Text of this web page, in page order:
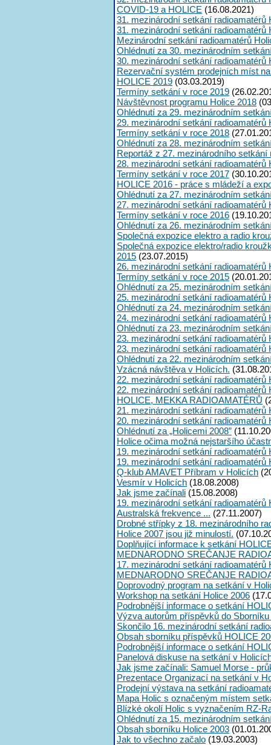
COVID-19 a HOLICE (16.08.2021)
31. mezinárodní setkání radioamatérů
31. mezinárodní setkání radioamatérů
Mezinárodní setkání radioamatérů
Ohlédnutí za 30. mezinárodním
30. mezinárodní setkání radioamatérů
Rezervační systém prodejních míst
HOLICE 2019 (03.03.2019)
Termíny setkání v roce 2019
Návštěvnost programu Holice 2018
Ohlédnutí za 29. mezinárodním
29. mezinárodní setkání radioamatérů
Termíny setkání v roce 2018
Ohlédnutí za 28. mezinárodním
Reportáž z 27. mezinárodního setkání
28. mezinárodní setkání radioamatérů
Termíny setkání v roce 2017
HOLICE 2016 - práce s mládeží a
Ohlédnutí za 27. mezinárodním
27. mezinárodní setkání radioamatérů
Termíny setkání v roce 2016
Ohlédnutí za 26. mezinárodním
Společná expozice elektro a radio
Společná expozice elektro/radio
2015 (23.07.2015)
26. mezinárodní setkání radioamatérů
Termíny setkání v roce 2015
Ohlédnutí za 25. mezinárodním
25. mezinárodní setkání radioamatérů
Ohlédnutí za 24. mezinárodním
24. mezinárodní setkání radioamatérů
Ohlédnutí za 23. mezinárodním
23. mezinárodní setkání
23. mezinárodní setkání radioamatérů
Ohlédnutí za 22. mezinárodním
Vzácná návštěva v Holicích.
22. mezinárodní setkání
22. mezinárodní setkání radioamatérů
HOLICE, MEKKA RADIOAMATÉRŮ
21. mezinárodní setkání radioamatérů
20. mezinárodní setkání radioamatérů
Ohlédnutí za „Holicemi 2008”
Holice očima možná nejstaršího
19. mezinárodní setkání radioamatérů
19. mezinárodní setkání
Q-klub AMAVET Příbram v Holicích
Vesmír v Holicích (18.08.2008)
Jak jsme začínali (15.08.2008)
19. mezinárodní setkání
Australská frekvence ... (27.11.2007)
Drobné střípky z 18. mezinárodního
Holice 2007 jsou již minulostí.
Doplňující informace k setkání
MEDNARODNO SREČANJE
17. mezinárodní setkání radioamatérů
MEDNARODNO SREČANJE
Doprovodný program na setkání v
Workshop na setkání Holice 2006
Podrobnější informace o setkání
Výzva autorům příspěvků do
Skončilo 16. mezinárodní setkání
Obsah sborníku příspěvků HOLICE
Podrobnější informace o setkání
Panelová diskuse na setkání v
Jak jsme začínali: Samuel Morse -
Prezentace Organizací na setkání v
Prodejní výstava na setkání
Mapa Holic s označeným místem
Blízké okolí Holic s vyznačením RZ-
Ohlédnutí za 15. mezinárodním
Obsah sborníku Holice 2003
Jak to všechno začalo (19.03.2003)